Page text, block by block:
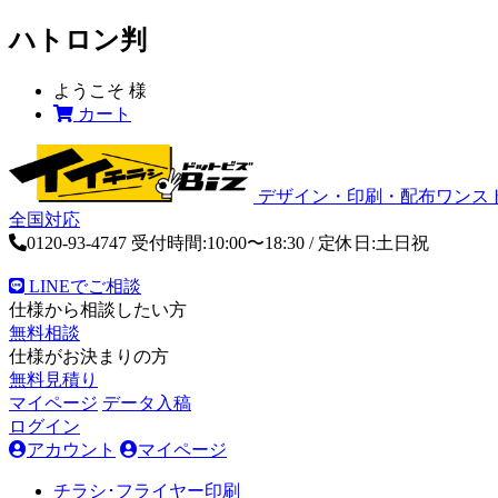
ハトロン判
ようこそ 様
カート
デザイン・印刷・配布ワンス
全国対応
0120-93-4747 受付時間:10:00〜18:30 / 定休日:土日祝
LINEでご相談
仕様から相談したい方
無料相談
仕様がお決まりの方
無料見積り
マイページ データ入稿
ログイン
アカウント
マイページ
チラシ･フライヤー印刷